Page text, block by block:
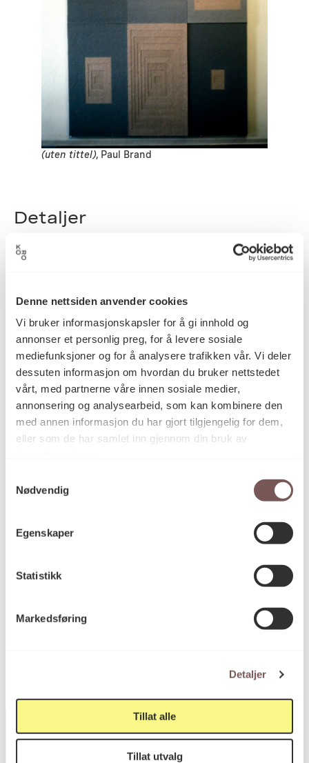
Denne nettsiden anvender cookies
Vi bruker informasjonskapsler for å gi innhold og
annonser et personlig preg, for å levere sosiale
mediefunksjoner og for å analysere trafikken vår. Vi deler
dessuten informasjon om hvordan du bruker nettstedet
vårt, med partnerne våre innen sosiale medier,
annonsering og analysearbeid, som kan kombinere den
med annen informasjon du har gjort tilgjengelig for dem,
eller som de har samlet inn gjennom din bruk av
Nødvendig
Egenskaper
Statistikk
Markedsføring
Detaljer
Tillat alle
Tillat utvalg
(uten tittel), Paul Brand
Detaljer
Kunstner Paul Brand
Kategori Relieff
Teknikk og
Filtplater?
Reference